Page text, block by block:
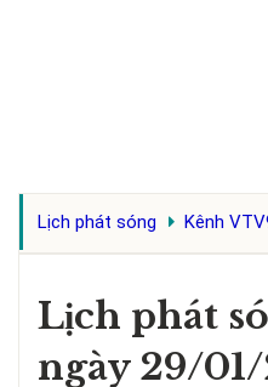
Lịch phát sóng Kênh
Lịch phát
ngày 29/